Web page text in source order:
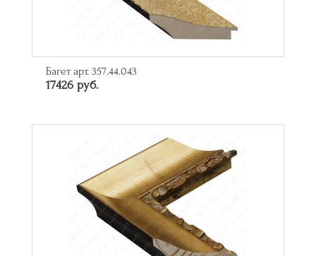
Багет арт. 357.44.043
17426 руб.